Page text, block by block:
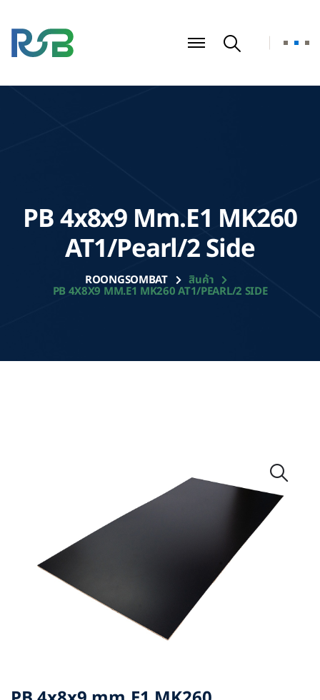
PB 4x8x9 Mm.E1 MK260
AT1/Pearl/2 Side
ROONGSOMBAT สินค้า
PB 4X8X9 MM.E1 MK260 AT1/PEARL/2 SIDE